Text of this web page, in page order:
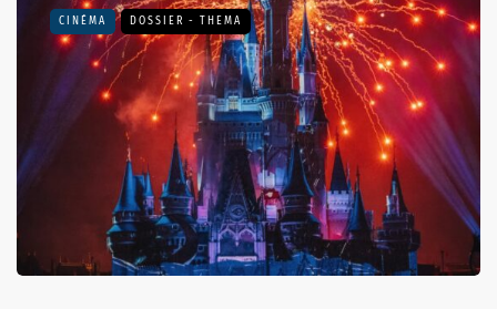
CINÉMA DOSSIER - THEMA